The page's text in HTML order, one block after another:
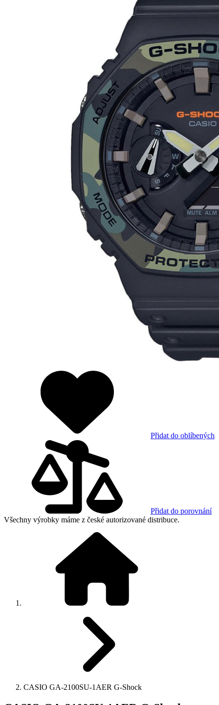
Přidat do oblíbených
Přidat do porovnání
Všechny výrobky máme z české autorizované distribuce.
CASIO GA-2100SU-1AER G-Shock